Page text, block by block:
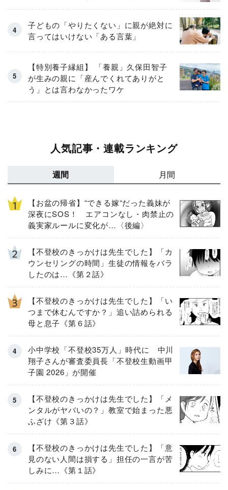
子どもの「やりたくない」に親が絶対に
言ってはいけない「ある言葉」
【特別養子縁組】 「養親」久保田智子
が生みの親に「産んでくれてありがと
う」とは言わなかったワケ
人気記事・連載ランキング
週間 月間
【お盆の帰省】“できる嫁“だった義妹が
深夜にSOS！ エアコンなし・肉禁止の
義実家ルールに変化が…〈後編〉
【不登校のきっかけは先生でした】「カ
ウンセリングの時間」生徒の情報をバラ
したのは…《第２話》
【不登校のきっかけは先生でした】「い
つまで休むんですか？」追い詰められる
母と息子《第６話》
小中学校「不登校35万人」時代に 中川
翔子さんが審査委員長「不登校生動画甲
子園 2026」が開催
【不登校のきっかけは先生でした】「メ
ンタルがヤバいの？」教室で始まった悪
ふざけ《第３話》
【不登校のきっかけは先生でした】「意
見のない人間は損する」担任の一言が苦
しみに…《第１話》